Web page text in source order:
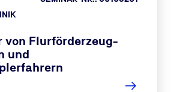
von Flurförderzeug-
und